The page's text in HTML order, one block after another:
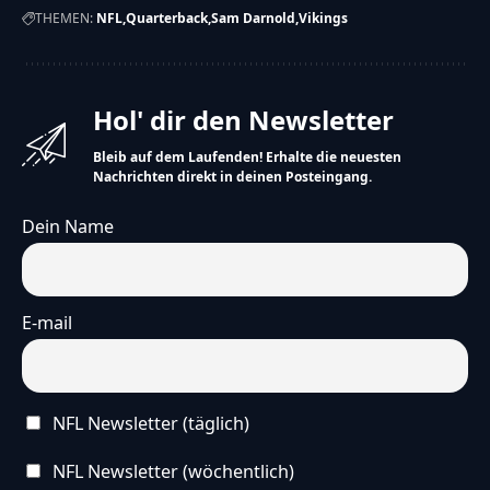
künstlich erzeugt und wird stetig weiterentwickelt.
THEMEN: NFLQuarterbackSam Darnold Vikings
Hol' dir den Newsletter
Bleib auf dem Laufenden! Erhalte die neuesten
Nachrichten direkt in deinen Posteingang.
Dein Name
E-mail
NFL Newsletter (täglich)
NFL Newsletter (wöchentlich)